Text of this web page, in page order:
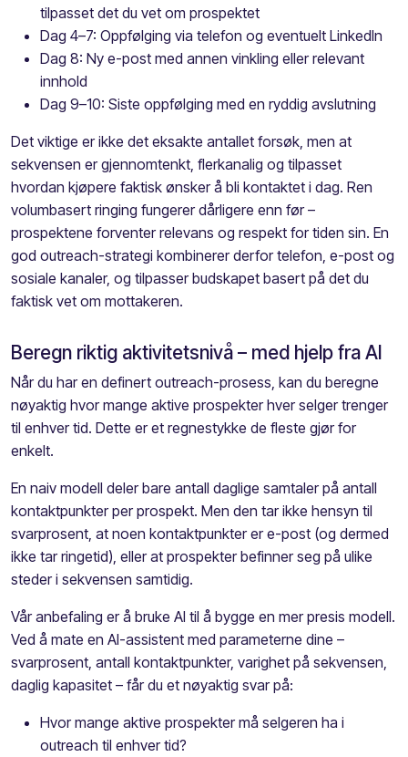
tilpasset det du vet om prospektet
Dag 4–7: Oppfølging via telefon og eventuelt LinkedIn
Dag 8: Ny e-post med annen vinkling eller relevant
innhold
Dag 9–10: Siste oppfølging med en ryddig avslutning
Det viktige er ikke det eksakte antallet forsøk, men at
sekvensen er gjennomtenkt, flerkanalig og tilpasset
hvordan kjøpere faktisk ønsker å bli kontaktet i dag. Ren
volumbasert ringing fungerer dårligere enn før –
prospektene forventer relevans og respekt for tiden sin. En
god outreach-strategi kombinerer derfor telefon, e-post og
sosiale kanaler, og tilpasser budskapet basert på det du
faktisk vet om mottakeren.
Beregn riktig aktivitetsnivå – med hjelp fra AI
Når du har en definert outreach-prosess, kan du beregne
nøyaktig hvor mange aktive prospekter hver selger trenger
til enhver tid. Dette er et regnestykke de fleste gjør for
enkelt.
En naiv modell deler bare antall daglige samtaler på antall
kontaktpunkter per prospekt. Men den tar ikke hensyn til
svarprosent, at noen kontaktpunkter er e-post (og dermed
ikke tar ringetid), eller at prospekter befinner seg på ulike
steder i sekvensen samtidig.
Vår anbefaling er å bruke AI til å bygge en mer presis modell.
Ved å mate en AI-assistent med parameterne dine –
svarprosent, antall kontaktpunkter, varighet på sekvensen,
daglig kapasitet – får du et nøyaktig svar på:
Hvor mange aktive prospekter må selgeren ha i
outreach til enhver tid?